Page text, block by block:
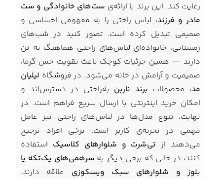
رعایت کند. این برند با ارائه‌ی ست‌های خانوادگی و ست
مادر و فرزند، لباس راحتی را به مفهومی احساسی و
صمیمی تبدیل کرده است. تصور کنید در شب‌های
زمستانی، خانواده‌ای لباس‌های راحتی هماهنگ به تن
دارند — همین جزئیات کوچک باعث تقویت حس گرما،
صمیمیت و آرامش در خانه می‌شود. در فروشگاه لیلیان
مد، محصولات برند ناربن به‌راحتی در دسترس‌اند و
امکان خرید اینترنتی با ارسال سریع فراهم است. در
نهایت، تنوع مدل‌ها در لباس‌های راحتی نیز عامل
مهمی در تجربه‌ی کاربر است. برخی افراد ترجیح
می‌دهند از تی‌شرت و شلوارهای کلاسیک استفاده
کنند، در حالی که برخی دیگر به سرهمی‌های یک‌تکه یا
بلوز و شلوارهای سبک ویسکوزی علاقه دارند.